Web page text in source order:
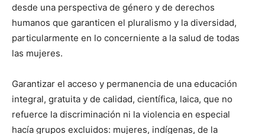
desde una perspectiva de género y de derechos
humanos que garanticen el pluralismo y la diversidad,
particularmente en lo concerniente a la salud de todas
las mujeres.
Garantizar el acceso y permanencia de una educación
integral, gratuita y de calidad, científica, laica, que no
refuerce la discriminación ni la violencia en especial
hacía grupos excluidos: mujeres, indígenas, de la